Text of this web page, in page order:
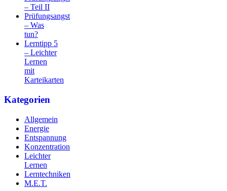
– Teil II
Prüfungsangst
– Was
tun?
Lerntipp 5
– Leichter
Lernen
mit
Karteikarten
Kategorien
Allgemein
Energie
Entspannung
Konzentration
Leichter
Lernen
Lerntechniken
M.E.T.